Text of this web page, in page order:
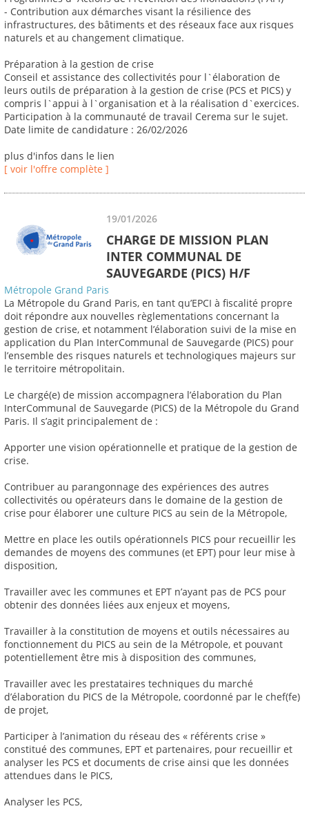
- Contribution aux démarches visant la résilience des
infrastructures, des bâtiments et des réseaux face aux risques
naturels et au changement climatique.
Préparation à la gestion de crise
Conseil et assistance des collectivités pour l`élaboration de
leurs outils de préparation à la gestion de crise (PCS et PICS) y
compris l`appui à l`organisation et à la réalisation d`exercices.
Participation à la communauté de travail Cerema sur le sujet.
Date limite de candidature : 26/02/2026
plus d'infos dans le lien
[ voir l'offre complète ]
19/01/2026
CHARGE DE MISSION PLAN
INTER COMMUNAL DE
SAUVEGARDE (PICS) H/F
Métropole Grand Paris
La Métropole du Grand Paris, en tant qu’EPCI à fiscalité propre
doit répondre aux nouvelles règlementations concernant la
gestion de crise, et notamment l’élaboration suivi de la mise en
application du Plan InterCommunal de Sauvegarde (PICS) pour
l’ensemble des risques naturels et technologiques majeurs sur
le territoire métropolitain.
Le chargé(e) de mission accompagnera l’élaboration du Plan
InterCommunal de Sauvegarde (PICS) de la Métropole du Grand
Paris. Il s’agit principalement de :
Apporter une vision opérationnelle et pratique de la gestion de
crise.
Contribuer au parangonnage des expériences des autres
collectivités ou opérateurs dans le domaine de la gestion de
crise pour élaborer une culture PICS au sein de la Métropole,
Mettre en place les outils opérationnels PICS pour recueillir les
demandes de moyens des communes (et EPT) pour leur mise à
disposition,
Travailler avec les communes et EPT n’ayant pas de PCS pour
obtenir des données liées aux enjeux et moyens,
Travailler à la constitution de moyens et outils nécessaires au
fonctionnement du PICS au sein de la Métropole, et pouvant
potentiellement être mis à disposition des communes,
Travailler avec les prestataires techniques du marché
d’élaboration du PICS de la Métropole, coordonné par le chef(fe)
de projet,
Participer à l’animation du réseau des « référents crise »
constitué des communes, EPT et partenaires, pour recueillir et
analyser les PCS et documents de crise ainsi que les données
attendues dans le PICS,
Analyser les PCS,